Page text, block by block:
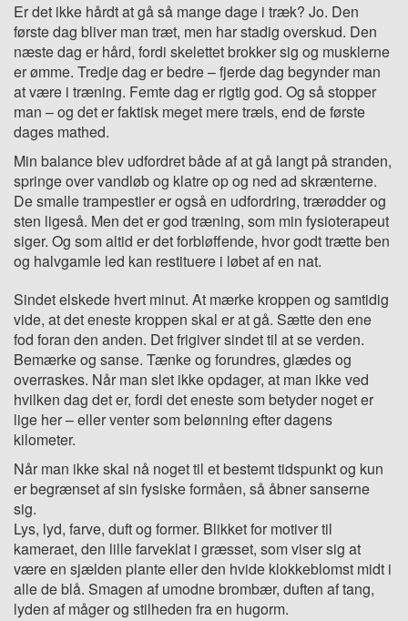
Er det ikke hårdt at gå så mange dage i træk? Jo. Den
første dag bliver man træt, men har stadig overskud. Den
næste dag er hård, fordi skelettet brokker sig og musklerne
er ømme. Tredje dag er bedre – fjerde dag begynder man
at være i træning. Femte dag er rigtig god. Og så stopper
man – og det er faktisk meget mere træls, end de første
dages mathed.
Min balance blev udfordret både af at gå langt på stranden,
springe over vandløb og klatre op og ned ad skrænterne.
De smalle trampestier er også en udfordring, trærødder og
sten ligeså. Men det er god træning, som min fysioterapeut
siger. Og som altid er det forbløffende, hvor godt trætte ben
og halvgamle led kan restituere i løbet af en nat.
Sindet elskede hvert minut. At mærke kroppen og samtidig
vide, at det eneste kroppen skal er at gå. Sætte den ene
fod foran den anden. Det frigiver sindet til at se verden.
Bemærke og sanse. Tænke og forundres, glædes og
overraskes. Når man slet ikke opdager, at man ikke ved
hvilken dag det er, fordi det eneste som betyder noget er
lige her – eller venter som belønning efter dagens
kilometer.
Når man ikke skal nå noget til et bestemt tidspunkt og kun
er begrænset af sin fysiske formåen, så åbner sanserne
sig.
Lys, lyd, farve, duft og former. Blikket for motiver til
kameraet, den lille farveklat i græsset, som viser sig at
være en sjælden plante eller den hvide klokkeblomst midt i
alle de blå. Smagen af umodne brombær, duften af tang,
lyden af måger og stilheden fra en hugorm.